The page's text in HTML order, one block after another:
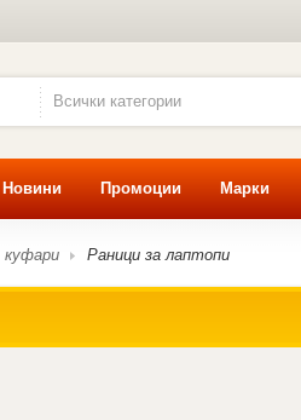
Всички категории
Новини Промоции Марки
куфари Раници за лаптопи